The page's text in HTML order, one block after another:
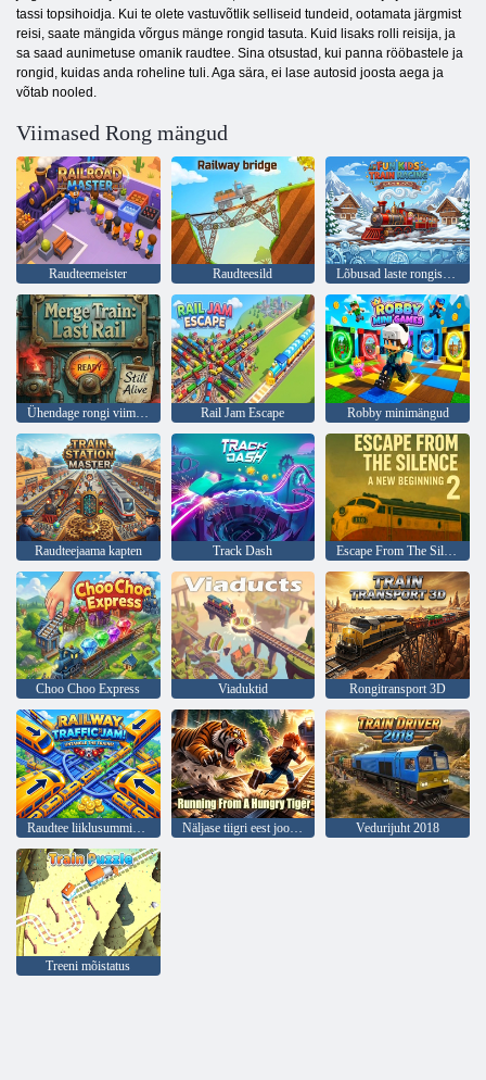
tassi topsihoidja. Kui te olete vastuvõtlik selliseid tundeid, ootamata järgmist
reisi, saate mängida võrgus mänge rongid tasuta. Kuid lisaks rolli reisija, ja
sa saad aunimetuse omanik raudtee. Sina otsustad, kui panna rööbastele ja
rongid, kuidas anda roheline tuli. Aga sära, ei lase autosid joosta aega ja
võtab nooled.
Viimased Rong mängud
Raudteemeister Raudteesild Lõbusad laste rongisõidud
Rail Jam Escape Robby minimängud
Raudteejaama kapten Track Dash Escape From The Silence 2 on uus algus
Choo Choo Express Viaduktid Rongitransport 3D
Raudtee liiklusummik! Lahutage rongid! Näljase tiigri eest jooksmine Vedurijuht 2018
Treeni mõistatus